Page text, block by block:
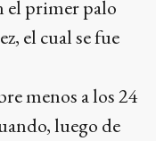
el primer palo
el cual se fue
menos a los 24
luego de